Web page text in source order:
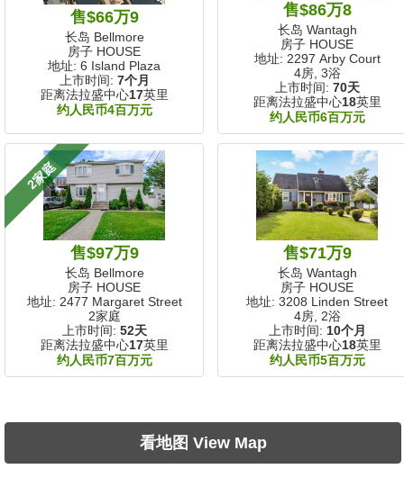
售$66万9
长岛 Bellmore
房子 HOUSE
地址: 6 Island Plaza
上市时间: 7个月
距离法拉盛中心17英里
约人民币4百万元
售$86万8
长岛 Wantagh
房子 HOUSE
地址: 2297 Arby Court
4房, 3浴
上市时间: 70天
距离法拉盛中心18英里
约人民币6百万元
2家庭
售$97万9
长岛 Bellmore
房子 HOUSE
地址: 2477 Margaret Street
2家庭
上市时间: 52天
距离法拉盛中心17英里
约人民币7百万元
售$71万9
长岛 Wantagh
房子 HOUSE
地址: 3208 Linden Street
4房, 2浴
上市时间: 10个月
距离法拉盛中心18英里
约人民币5百万元
看地图 View Map